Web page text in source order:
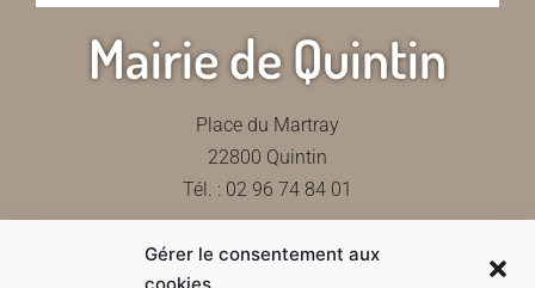
Gérer le consentement aux
Mairie de Quintin
Place du Martray
22800 Quintin
Tél. : 02 96 74 84 01
Contactez-nous